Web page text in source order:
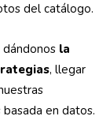
del catálogo.
la
, llegar
en datos.